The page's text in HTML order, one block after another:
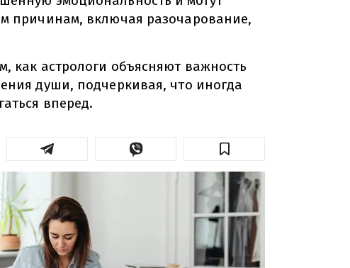
причинам, включая разочарование,
как астрологи объясняют важность
души, подчеркивая, что иногда
вперед.